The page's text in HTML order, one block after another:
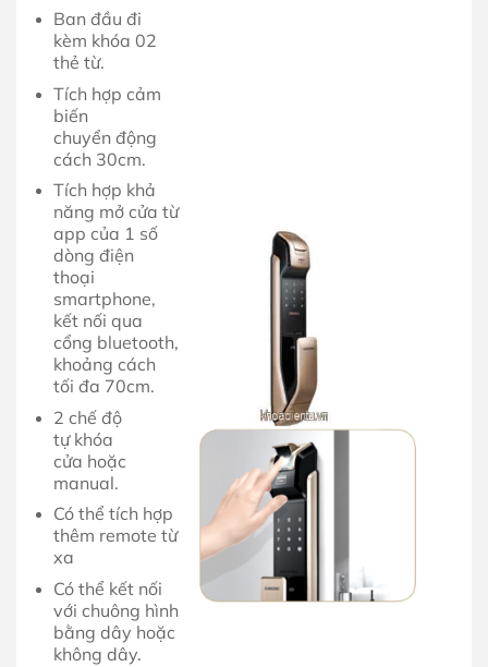
Ban đầu đi
kèm khóa 02
thẻ từ.
Tích hợp cảm
biến
chuyển động
cách 30cm.
Tích hợp khả
năng mở cửa từ
app của 1 số
dòng điện
thoại
smartphone,
kết nối qua
cổng bluetooth,
khoảng cách
tối đa 70cm.
2 chế độ
tự khóa
cửa hoặc
manual.
Có thể tích hợp
thêm remote từ
xa
Có thể kết nối
với chuông hình
bằng dây hoặc
không dây.